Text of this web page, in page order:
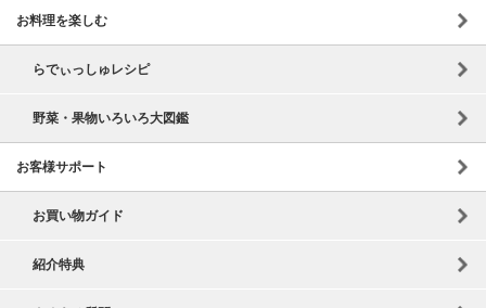
お料理を楽しむ
らでぃっしゅレシピ
野菜・果物いろいろ大図鑑
お客様サポート
お買い物ガイド
紹介特典